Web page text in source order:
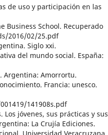
de uso y participación en las
Business School. Recuperado
2016/02/25.pdf
Siglo xxi.
del mundo social. España:
Argentina: Amorrortu.
Francia: unesco.
141908s.pdf
jóvenes, sus prácticas y sus
La Crujía Ediciones.